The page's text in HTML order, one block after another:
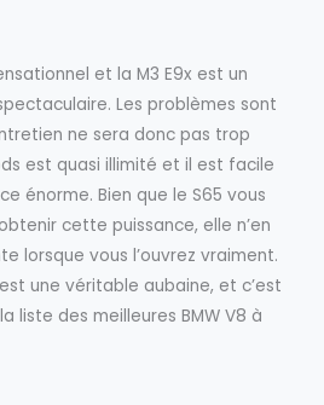
et la M3 E9x est un
Les problèmes sont
ne sera donc pas trop
est quasi illimité et il est facile
énorme. Bien que le S65 vous
cette puissance, elle n’en
lorsque vous l’ouvrez vraiment.
une véritable aubaine, et c’est
liste des meilleures BMW V8 à